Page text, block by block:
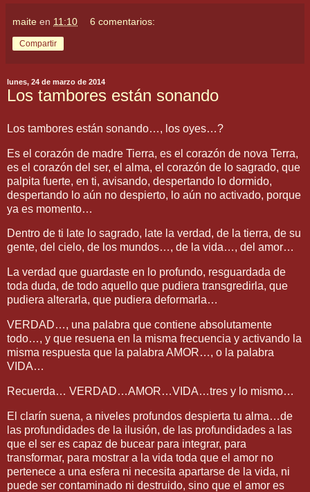
maite en 11:10 6 comentarios:
Compartir
lunes, 24 de marzo de 2014
Los tambores están sonando
Los tambores están sonando…, los oyes…?
Es el corazón de madre Tierra, es el corazón de nova Terra,
es el corazón del ser, el alma, el corazón de lo sagrado, que
palpita fuerte, en ti, avisando, despertando lo dormido,
despertando lo aún no despierto, lo aún no activado, porque
ya es momento…
Dentro de ti late lo sagrado, late la verdad, de la tierra, de su
gente, del cielo, de los mundos…, de la vida…, del amor…
La verdad que guardaste en lo profundo, resguardada de
toda duda, de todo aquello que pudiera transgredirla, que
pudiera alterarla, que pudiera deformarla…
VERDAD…, una palabra que contiene absolutamente
todo…, y que resuena en la misma frecuencia y activando la
misma respuesta que la palabra AMOR…, o la palabra
VIDA…
Recuerda… VERDAD…AMOR…VIDA…tres y lo mismo…
El clarín suena, a niveles profundos despierta tu alma…de
las profundidades de la ilusión, de las profundidades a las
que el ser es capaz de bucear para integrar, para
transformar, para mostrar a la vida toda que el amor no
pertenece a una esfera ni necesita apartarse de la vida, ni
puede ser contaminado ni destruido, sino que el amor es